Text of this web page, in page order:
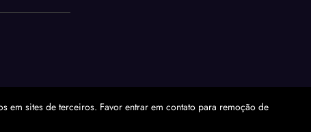
em sites de terceiros. Favor entrar em contato para remoção de